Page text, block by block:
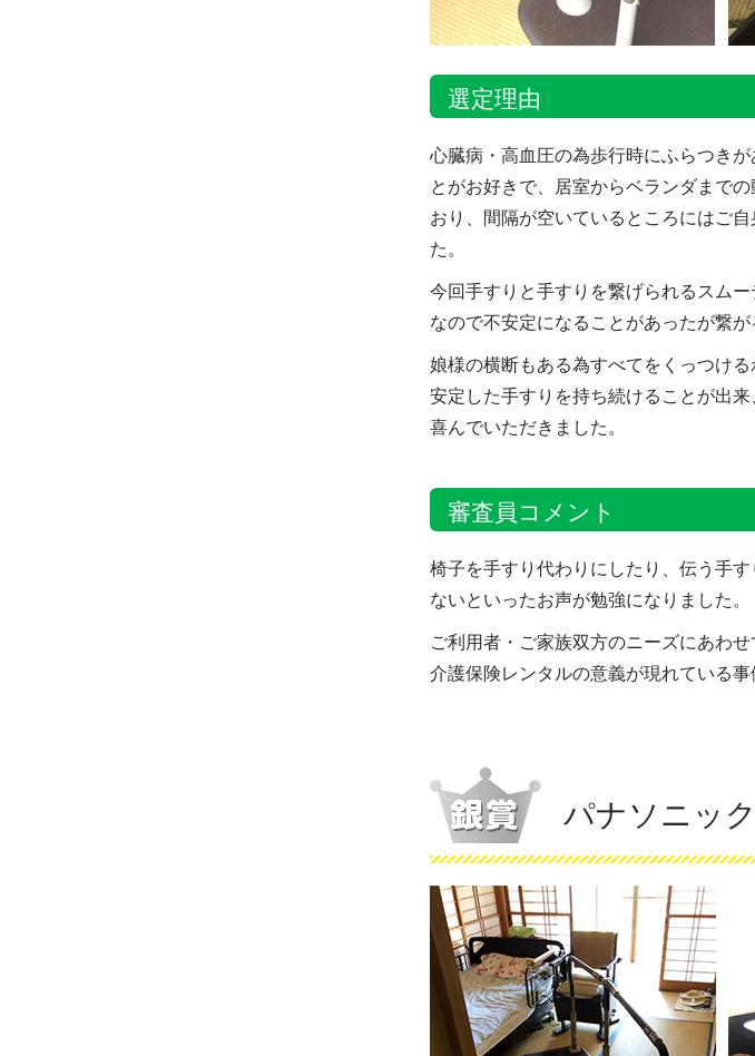
選定理由
心臓病・高血圧の為歩行時にふらつき
とがお好きで、居室からベランダまで
おり、間隔が空いているところにはご
た。
今回手すりと手すりを繋げられるスム
なので不安定になることがあったが繋
娘様の横断もある為すべてをくっつけ
安定した手すりを持ち続けることが出
喜んでいただきました。
審査員コメント
椅子を手すり代わりにしたり、伝う手
ないといったお声が勉強になりました。
ご利用者・ご家族双方のニーズにあわ
介護保険レンタルの意義が現れている事
パナソニッ